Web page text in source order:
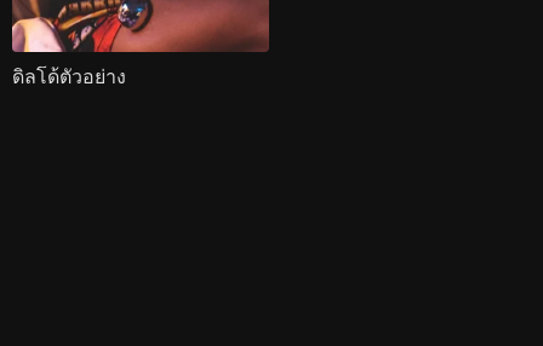
ดิลโด้ตัวอย่าง